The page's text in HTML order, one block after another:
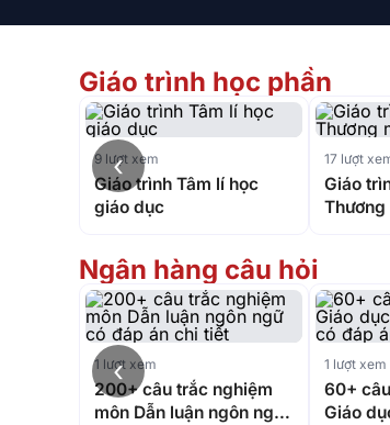
Giáo trình học phần
‹
9 lượt xem
Giáo trình Tâm lí học
giáo dục
17 lượt
Giáo
Ngân hàng câu hỏi
‹
1 lượt xem
200+ câu trắc nghiệm
môn Dẫn luận ngôn ngữ
1 lượt xem
60+
Giáo